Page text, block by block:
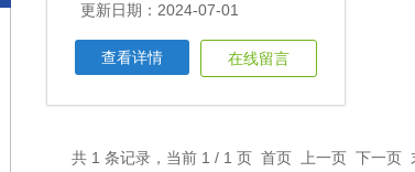
更新日期：2024-07-01
查看详情 在线留言
共 1 条记录，当前 1 / 1 页 首页 上一页 下一页